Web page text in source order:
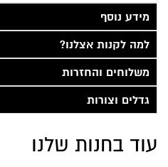
מידע נוסף
למה לקנות אצלנו?
משלוחים והחזרות
גדלים וצורות
עוד בחנות שלנו